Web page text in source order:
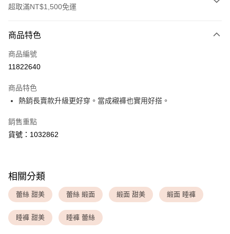
超取滿NT$1,500免運
信用卡一次付款
超商取貨付款
Apple Pay
運送方式
全家取貨付款
付款後全家取貨
每筆NT$80，滿NT$1,500(含以上)免運費
每筆NT$9,999
商品特色
商品編號
11822640
商品特色
熱銷長賣款升級更好穿。當成襯褲也實用好搭。
銷售重點
貨號：1032862
相關分類
蕾絲 甜美 蕾絲 緞面 緞面 甜美 緞面 睡褲
睡褲 甜美 睡褲 蕾絲